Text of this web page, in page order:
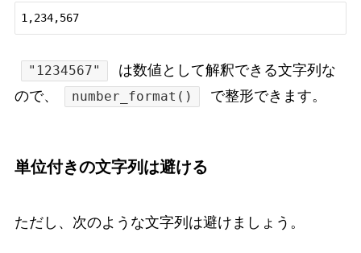
1,234,567
"1234567"
は数値として解釈できる文字列な
ので、
number_format() で整形できます。
単位付きの文字列は避ける
ただし、次のような文字列は避けましょう。